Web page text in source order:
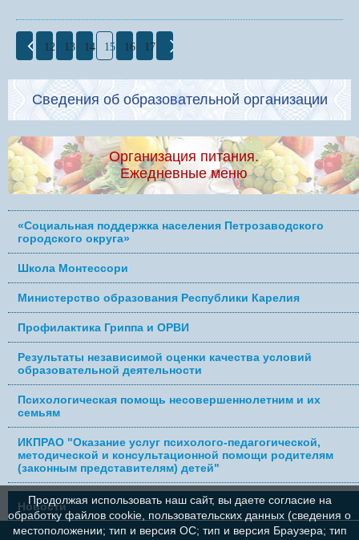
12 13 14 15 16 17
Сведения об образовательной организации
Организация питания.
Ежедневные меню
«Социальная поддержка населения Петрозаводского
городского округа»
Школа Монтессори
Министерство образования Республики Карелия
Профилактика Гриппа и ОРВИ
Результаты независимой оценки качества условий
образовательной деятельности
Психологическая помощь несовершеннолетним и их
семьям
ИКПРАО "Оказание услуг психолого-педагогической,
методической и консультационной помощи родителям
(законным представителям) детей"
Новости
Продолжая использовать наш сайт, вы даете согласие на
обработку файлов cookie, пользовательских данных (сведения о
местоположении; тип и версия ОС; тип и версия Браузера; тип